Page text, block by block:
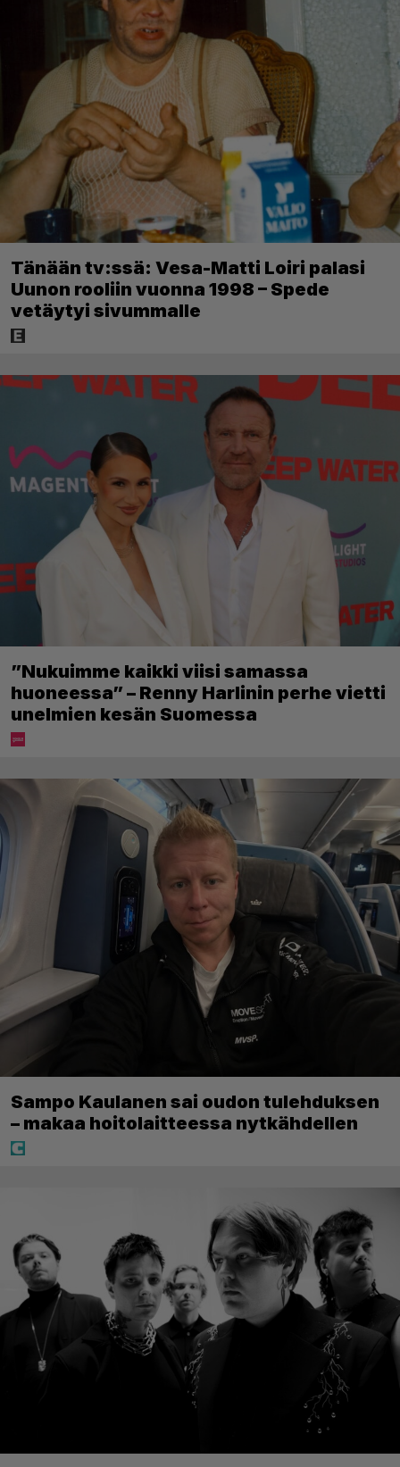
Tänään tv:ssä: Vesa-Matti Loiri palasi
Uunon rooliin vuonna 1998 – Spede
vetäytyi sivummalle
”Nukuimme kaikki viisi samassa
huoneessa” – Renny Harlinin perhe vietti
unelmien kesän Suomessa
Sampo Kaulanen sai oudon tulehduksen
– makaa hoitolaitteessa nytkähdellen